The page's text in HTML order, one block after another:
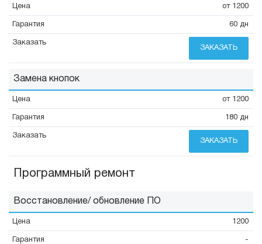
от 1200
60 дн
ЗАКАЗАТЬ
Замена кнопок
от 1200
180 дн
ЗАКАЗАТЬ
Программный ремонт
Восстановление/ обновление ПО
1200
-